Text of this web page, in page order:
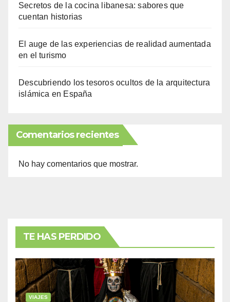
Secretos de la cocina libanesa: sabores que
cuentan historias
El auge de las experiencias de realidad aumentada
en el turismo
Descubriendo los tesoros ocultos de la arquitectura
islámica en España
Comentarios recientes
No hay comentarios que mostrar.
TE HAS PERDIDO
VIAJES